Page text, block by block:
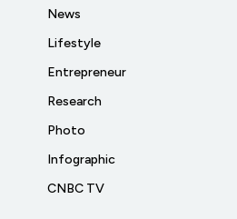
News
Lifestyle
Entrepreneur
Research
Photo
Infographic
CNBC TV